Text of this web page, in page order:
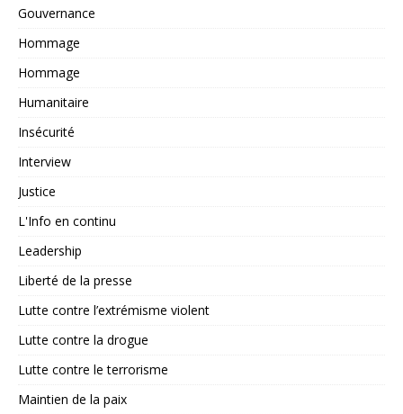
Gouvernance
Hommage
Hommage
Humanitaire
Insécurité
Interview
Justice
L'Info en continu
Leadership
Liberté de la presse
Lutte contre l’extrémisme violent
Lutte contre la drogue
Lutte contre le terrorisme
Maintien de la paix